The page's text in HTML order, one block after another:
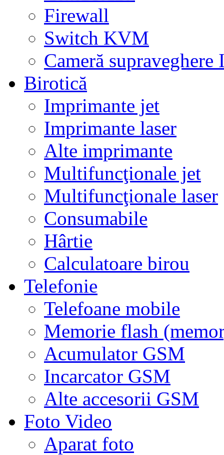
Firewall
Switch KVM
Cameră supraveghere
Birotică
Imprimante jet
Imprimante laser
Alte imprimante
Multifuncţionale jet
Multifuncţionale laser
Consumabile
Hârtie
Calculatoare birou
Telefonie
Telefoane mobile
Memorie flash
Acumulator GSM
Incarcator GSM
Alte accesorii GSM
Foto Video
Aparat foto